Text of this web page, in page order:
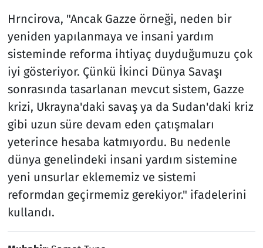
Hrncirova, "Ancak Gazze örneği, neden bir
yeniden yapılanmaya ve insani yardım
sisteminde reforma ihtiyaç duyduğumuzu çok
iyi gösteriyor. Çünkü İkinci Dünya Savaşı
sonrasında tasarlanan mevcut sistem, Gazze
krizi, Ukrayna'daki savaş ya da Sudan'daki kriz
gibi uzun süre devam eden çatışmaları
yeterince hesaba katmıyordu. Bu nedenle
dünya genelindeki insani yardım sistemine
yeni unsurlar eklememiz ve sistemi
reformdan geçirmemiz gerekiyor." ifadelerini
kullandı.